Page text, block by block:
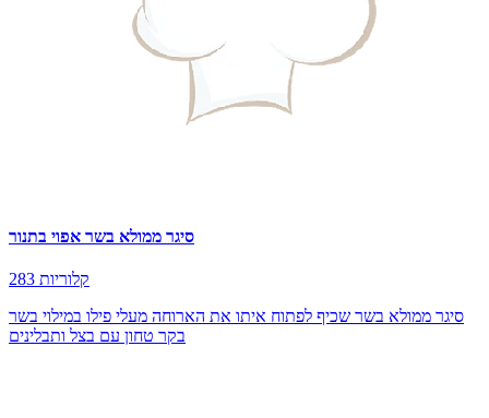
סיגר ממולא בשר אפוי בתנור
283 קלוריות
סיגר ממולא בשר שכיף לפתוח איתו את הארוחה מעלי פילו במילוי בשר
בקר טחון עם בצל ותבלינים